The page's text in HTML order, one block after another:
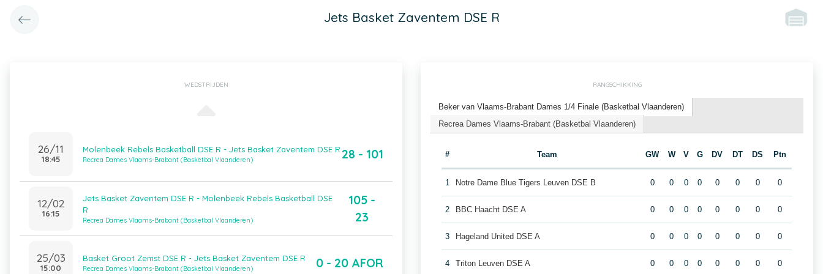
Jets Basket Zaventem DSE R
WEDSTRIJDEN
26/11
18:45
Molenbeek Rebels Basketball DSE R - Jets Basket Zaventem DSE R
Recrea Dames Vlaams-Brabant (Basketbal Vlaanderen) 28 - 101
12/02
16:15
Jets Basket Zaventem DSE R - Molenbeek Rebels Basketball DSE
R
Recrea Dames Vlaams-Brabant (Basketbal Vlaanderen)
105 -
23
25/03
15:00
Basket Groot Zemst DSE R - Jets Basket Zaventem DSE R
Recrea Dames Vlaams-Brabant (Basketbal Vlaanderen) 0 - 20 AFOR
RANGSCHIKKING
Beker van Vlaams-Brabant Dames 1/4 Finale (Basketbal Vlaanderen)
Recrea Dames Vlaams-Brabant (Basketbal Vlaanderen)
# Team GW W V G DV DT DS Ptn
1 Notre Dame Blue Tigers Leuven DSE B 0 0 0 0 0 0 0 0
2 BBC Haacht DSE A 0 0 0 0 0 0 0 0
3 Hageland United DSE A 0 0 0 0 0 0 0 0
4 Triton Leuven DSE A 0 0 0 0 0 0 0 0